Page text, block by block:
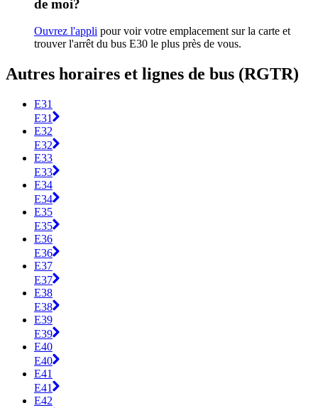
de moi?
Ouvrez l'appli pour voir votre emplacement sur la carte et
trouver l'arrêt du bus E30 le plus près de vous.
Autres horaires et lignes de bus (RGTR)
E31
E31
E32
E32
E33
E33
E34
E34
E35
E35
E36
E36
E37
E37
E38
E38
E39
E39
E40
E40
E41
E41
E42